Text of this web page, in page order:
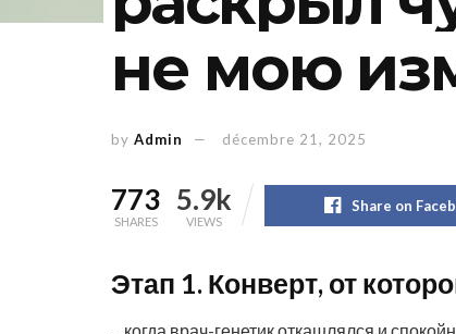
не мою
by Admin décembre 21, 2025
773
SHARES
5.9k
VIEWS
Share on
Этап 1. Конверт, от